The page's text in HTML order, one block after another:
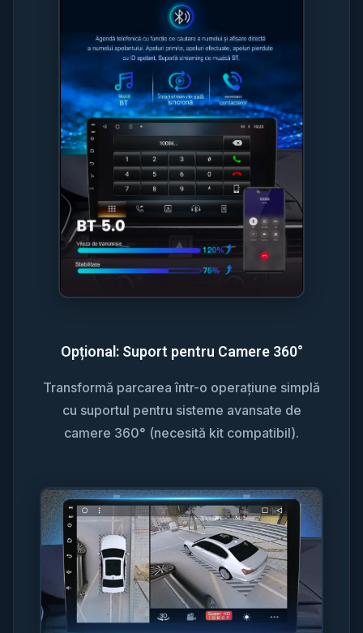
Opțional: Suport pentru Camere 360°
Transformă parcarea într-o operațiune simplă
cu suportul pentru sisteme avansate de
camere 360° (necesită kit compatibil).